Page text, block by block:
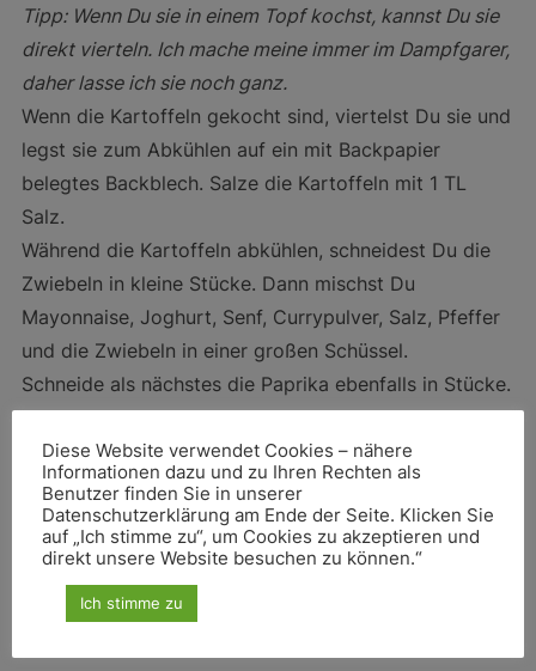
Tipp: Wenn Du sie in einem Topf kochst, kannst Du sie
direkt vierteln. Ich mache meine immer im Dampfgarer,
daher lasse ich sie noch ganz.
Wenn die Kartoffeln gekocht sind, viertelst Du sie und
legst sie zum Abkühlen auf ein mit Backpapier
belegtes Backblech. Salze die Kartoffeln mit 1 TL
Salz.
Während die Kartoffeln abkühlen, schneidest Du die
Zwiebeln in kleine Stücke. Dann mischst Du
Mayonnaise, Joghurt, Senf, Currypulver, Salz, Pfeffer
und die Zwiebeln in einer großen Schüssel.
Schneide als nächstes die Paprika ebenfalls in Stücke.
Gib nun die Paprika und Erbsen in die Salatsoße.
Nach ca. 15-30 Minuten sollten die Kartoffeln
abgekühlt sein und Du kannst sie zum Salat geben.
Vermische alle Zutaten gründlich.
Diese Website verwendet Cookies – nähere
Informationen dazu und zu Ihren Rechten als
Benutzer finden Sie in unserer
Datenschutzerklärung am Ende der Seite. Klicken Sie
auf „Ich stimme zu“, um Cookies zu akzeptieren und
direkt unsere Website besuchen zu können.“
Ich stimme zu